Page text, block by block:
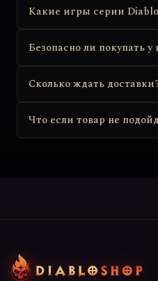
Какие игры серии
Безопасно ли покупать у
Сколько ждать
Что если товар не